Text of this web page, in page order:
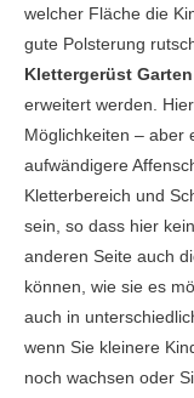
welcher Fläche die
gute Polsterung
Klettergerüst Garten
erweitert werden.
Möglichkeiten – aber
aufwändigere
Kletterbereich und
sein, so dass hier
anderen Seite auch
können, wie sie es
auch in
wenn Sie kleinere
noch wachsen oder